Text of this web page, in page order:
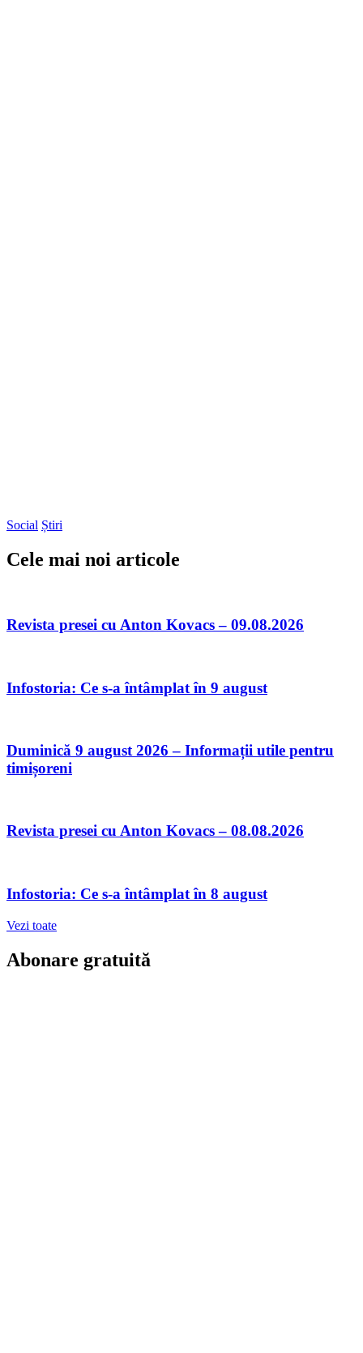
Social Știri
Cele mai noi articole
Revista presei cu Anton Kovacs – 09.08.2026
Infostoria: Ce s-a întâmplat în 9 august
Duminică 9 august 2026 – Informații utile pentru
timișoreni
Revista presei cu Anton Kovacs – 08.08.2026
Infostoria: Ce s-a întâmplat în 8 august
Vezi toate
Abonare gratuită